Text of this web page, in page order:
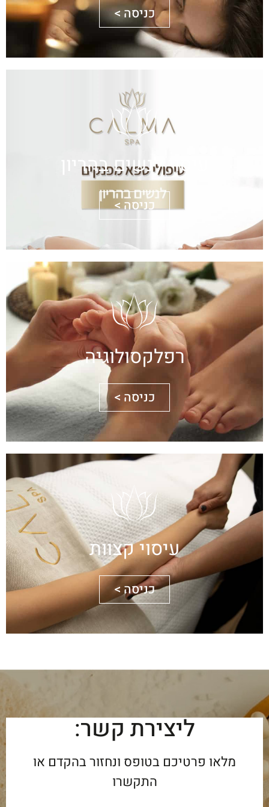
כניסה >
עיסוי לנשים בהריון
כניסה >
רפלקסולוגיה
כניסה >
עיסוי קצוות
כניסה >
ליצירת קשר:
מלאו פרטיכם בטופס ונחזור בהקדם או
התקשרו